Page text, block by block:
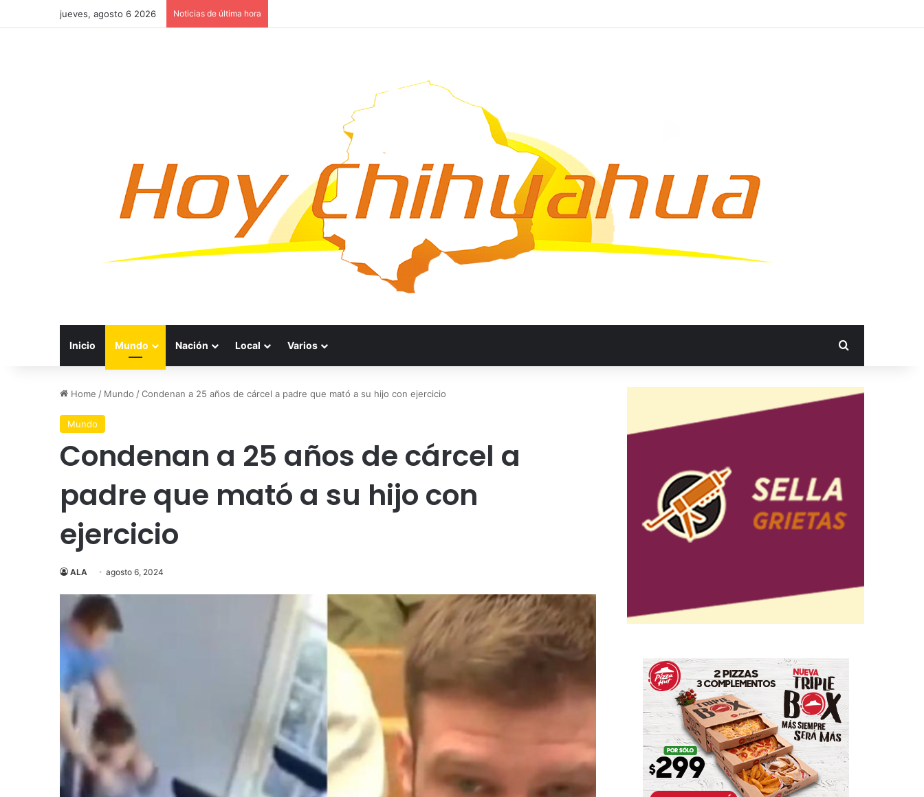
jueves, agosto 6 2026 Noticias de última hora
Inicio Mundo Nación Local Varios Search for
Home / Mundo /Condenan a 25 años de cárcel a padre que mató a su hijo con ejercicio
Mundo
Condenan a 25 años de cárcel a
padre que mató a su hijo con
ejercicio
ALA agosto 6, 2024